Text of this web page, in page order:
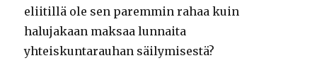
eliitillä ole sen paremmin rahaa kuin
halujakaan maksaa lunnaita
yhteiskuntarauhan säilymisestä?